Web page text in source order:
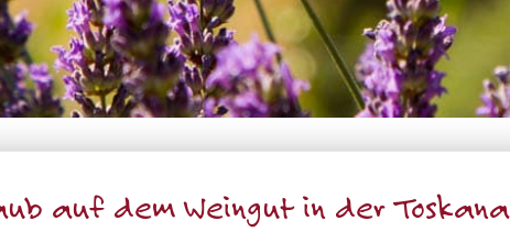
auf dem Weingut in der Toskana